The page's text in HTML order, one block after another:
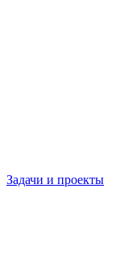
Задачи и проекты